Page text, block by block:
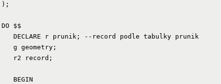
);
DO $$
   DECLARE r prunik; --record podle tabulky prunik
   g geometry;
   r2 record;
   BEGIN